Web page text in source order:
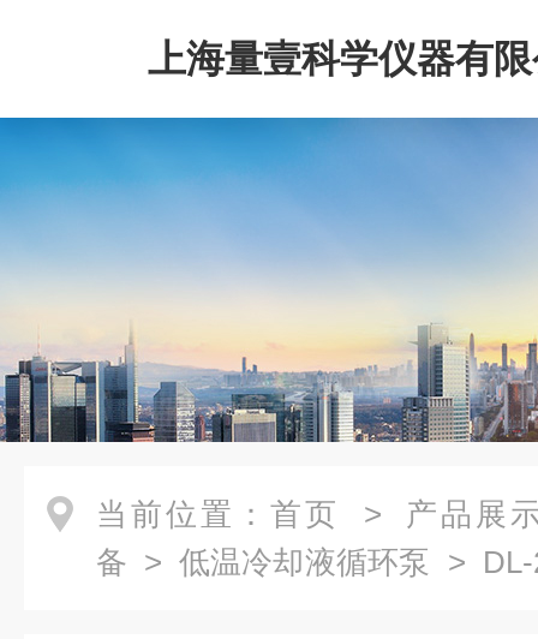
上海量壹科学仪器有
当前位置： 首页 > 产品展
备 > 低温冷却液循环泵 > DL-